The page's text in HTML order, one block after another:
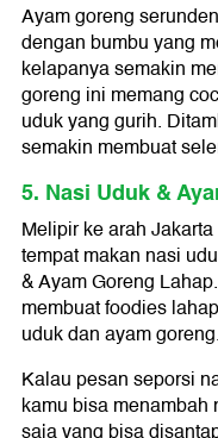
Ayam goreng
dengan bumbu yang
kelapanya semakin
goreng ini memang
uduk yang gurih.
semakin membuat
5. Nasi Uduk &
Melipir ke arah
tempat makan nasi
& Ayam Goreng
membuat foodies
uduk dan ayam goreng.
Kalau pesan seporsi
kamu bisa menambah